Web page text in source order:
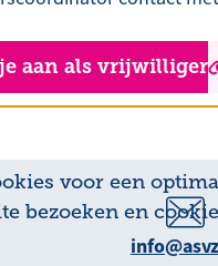
voor een
bezoeken en
aan als vrijwilliger